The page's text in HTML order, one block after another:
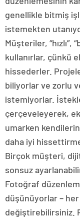
genellikle bitmiş
istemekten
Müşteriler, “hızlı”,
kullanırlar, çünkü
hissederler.
biliyorlar ve zorlu
istemiyorlar.
çerçeveleyerek, ek
umarken
daha iyi
Birçok müşteri,
sonsuz
Fotoğraf
düşünüyorlar –
değiştirebilirsiniz.